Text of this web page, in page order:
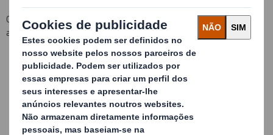
Conseguindo uma diminuição total de custos para o cliente, graças
a:
Redução de tempos de embalamento
Redução de material usado para a embalagem
Optimização do espaço em armazém e transporte
Redução de tempos de descarga do material